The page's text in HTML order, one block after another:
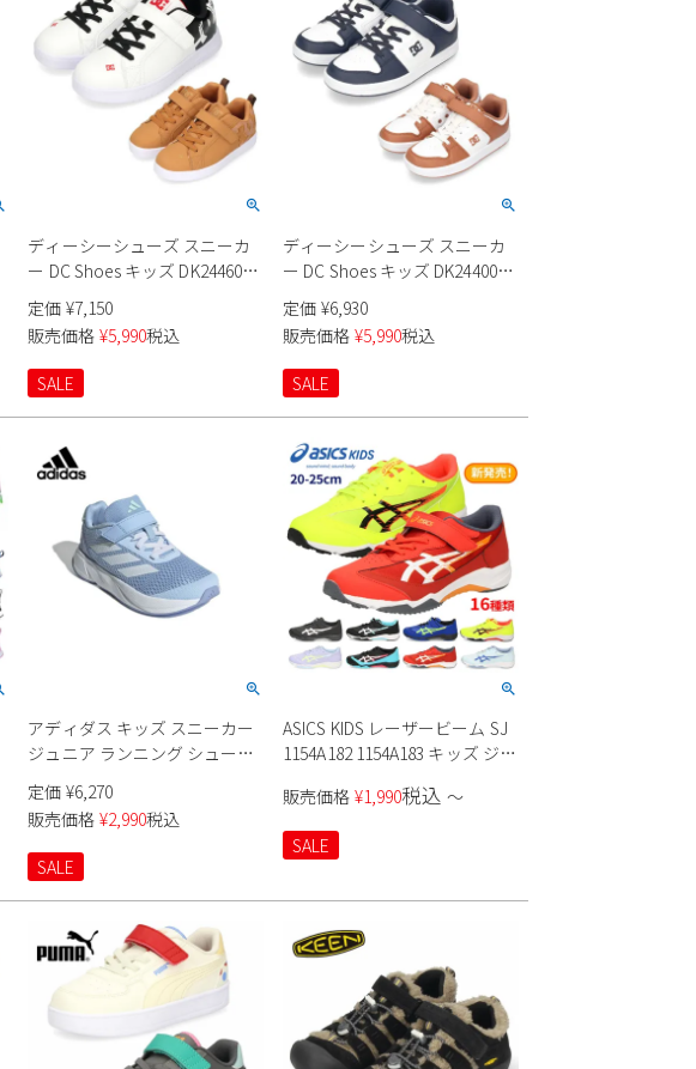
ディーシーシューズ スニーカ
ー DC Shoes キッズ DK244602
COURT GRAFFIK LITE EV 靴 ロ
ーカット ベルクロ 軽量
定価 ¥7,150
販売価格 ¥5,990税込
SALE
ディーシーシューズ スニーカ
ー DC Shoes キッズ DK244001
MANTECA 4 V SN 靴 ローカット
ベルクロ ゴム紐 着脱簡単
定価 ¥6,930
販売価格 ¥5,990税込
SALE
アディダス キッズ スニーカー
ジュニア ランニング シューズ
女の子 子供 adidas ID9145
DURAMOSL ELK 面ファスナー
ベルクロ 伸縮 ゴム紐 ブルー 水
色
定価 ¥6,270
販売価格 ¥2,990税込
SALE
ASICS KIDS レーザービーム SJ
1154A182 1154A183 キッズ ジュ
販売価格 ¥1,990税込 〜
SALE